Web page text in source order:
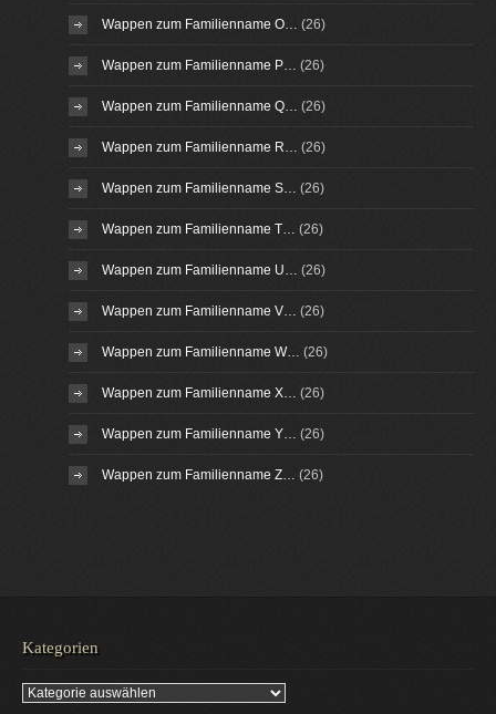
Wappen zum Familienname O… (26)
Wappen zum Familienname P… (26)
Wappen zum Familienname Q… (26)
Wappen zum Familienname R… (26)
Wappen zum Familienname S… (26)
Wappen zum Familienname T… (26)
Wappen zum Familienname U… (26)
Wappen zum Familienname V… (26)
Wappen zum Familienname W… (26)
Wappen zum Familienname X… (26)
Wappen zum Familienname Y… (26)
Wappen zum Familienname Z… (26)
Kategorien
Kategorien